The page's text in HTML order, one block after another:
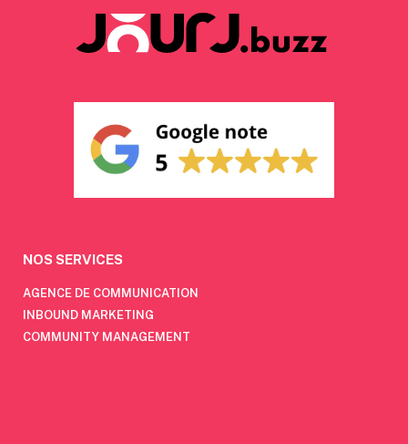
NOS SERVICES
AGENCE DE COMMUNICATION
INBOUND MARKETING
COMMUNITY MANAGEMENT